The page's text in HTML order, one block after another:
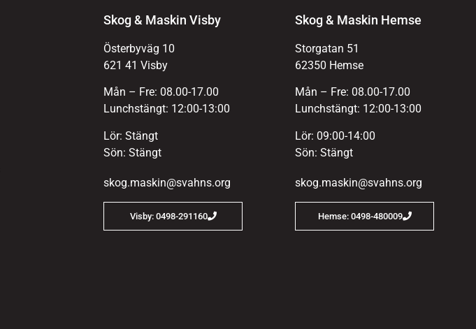
Skog & Maskin Visby
Österbyväg 10
621 41 Visby
Mån – Fre: 08.00-17.00
Lunchstängt: 12:00-13:00
Lör: Stängt
Sön: Stängt
skog.maskin@svahns.org
Visby: 0498-291160
Skog & Maskin Hemse
Storgatan 51
62350 Hemse
Mån – Fre: 08.00-17.00
Lunchstängt: 12:00-13:00
Lör: 09:00-14:00
Sön: Stängt
skog.maskin@svahns.org
Hemse: 0498-480009